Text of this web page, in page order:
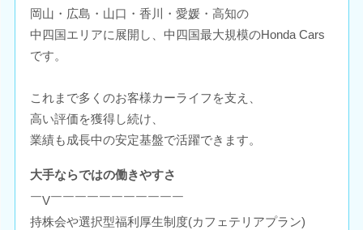
岡山・広島・山口・香川・愛媛・高知の
中四国エリアに展開し、中四国最大規模のHonda Cars
です。
これまで多くのお客様カーライフを支え、
高い評価を獲得し続け、
業績も成長中の安定基盤で活躍できます。
大手ならではの働きやすさ
￣V￣￣￣￣￣￣￣￣￣￣￣
持株会や選択型福利厚生制度(カフェテリアプラン)